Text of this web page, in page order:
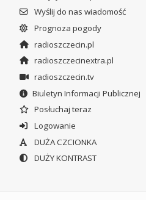
Wyślij do nas wiadomość
Prognoza pogody
radioszczecin.pl
radioszczecinextra.pl
radioszczecin.tv
Biuletyn Informacji Publicznej
Posłuchaj teraz
Logowanie
DUŻA CZCIONKA
DUŻY KONTRAST